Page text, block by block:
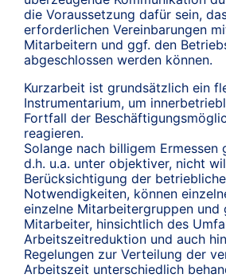
die Voraussetzung dafür sein,
erforderlichen Vereinbarungen
Mitarbeitern und ggf. den
abgeschlossen werden können.
Kurzarbeit ist grundsätzlich ein
Instrumentarium, um
Fortfall der
reagieren.
Solange nach billigem Ermessen
d.h. u.a. unter objektiver, nicht
Berücksichtigung der
Notwendigkeiten, können
einzelne Mitarbeitergruppen und
Mitarbeiter, hinsichtlich des
Arbeitszeitreduktion und auch
Regelungen zur Verteilung der
Arbeitszeit unterschiedlich